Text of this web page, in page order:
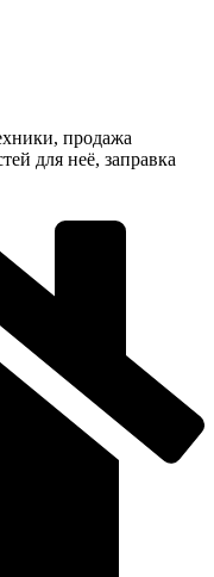
продажа
для неё, заправка